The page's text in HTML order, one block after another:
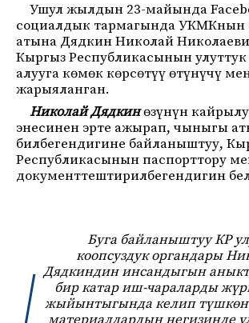
Ушул жылдын 23-майында
социалдык тармагында УКМКнын
атына Дядкин Николай
Кыргыз Республикасынын
алууга көмөк көрсөтүү өтүнүчү
жарыяланган.
Николай Дядкинөзүнүн
энесинен эрте ажырап, чыныгы
билбегендигине байланыштуу,
Республикасынын паспорттору
документтештирилбегендигин
Буга байланыштуу КР
коопсуздук органдары
Дядкиндин инсандыгын
бир катар иш-чараларды
жыйынтыгында келип түшкөн